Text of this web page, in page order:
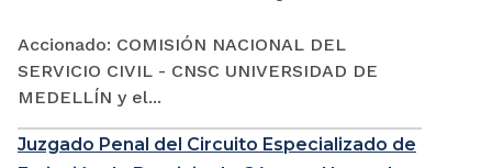
Accionado: COMISIÓN NACIONAL DEL
SERVICIO CIVIL - CNSC UNIVERSIDAD DE
MEDELLÍN y el...
Juzgado Penal del Circuito Especializado de